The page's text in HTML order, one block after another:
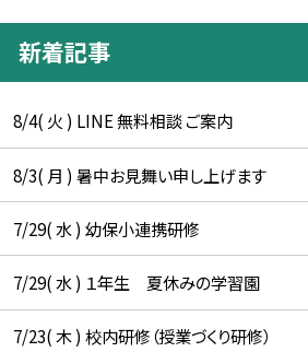
新着記事
8/4( 火 ) LINE 無料相談 ご案内
8/3( 月 ) 暑中お見舞い申し上げます
7/29( 水 ) 幼保小連携研修
7/29( 水 ) １年生 夏休みの学習園
7/23( 木 ) 校内研修（授業づくり研修）